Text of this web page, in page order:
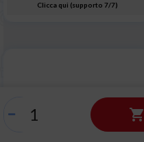

Clicca qui (supporto 7/7)